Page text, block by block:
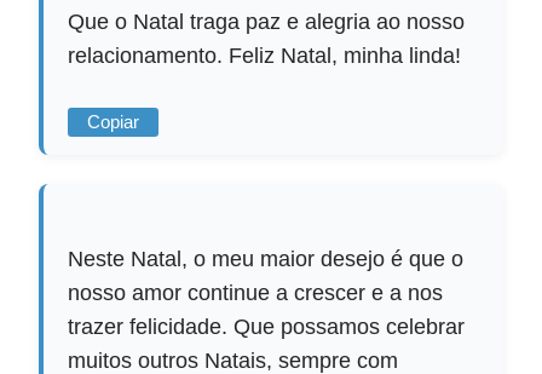
Que o Natal traga paz e alegria ao nosso
relacionamento. Feliz Natal, minha linda!
Copiar
Neste Natal, o meu maior desejo é que o
nosso amor continue a crescer e a nos
trazer felicidade. Que possamos celebrar
muitos outros Natais, sempre com